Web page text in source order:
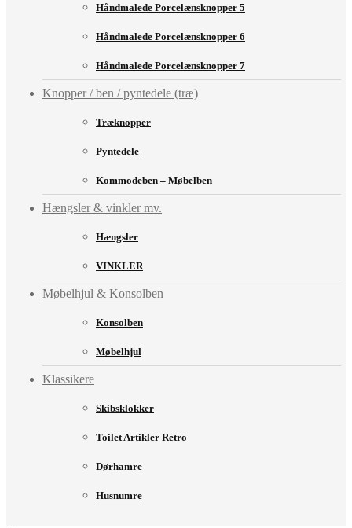
Håndmalede Porcelænsknopper 5
Håndmalede Porcelænsknopper 6
Håndmalede Porcelænsknopper 7
Knopper / ben / pyntedele (træ)
Træknopper
Pyntedele
Kommodeben – Møbelben
Hængsler & vinkler mv.
Hængsler
VINKLER
Møbelhjul & Konsolben
Konsolben
Møbelhjul
Klassikere
Skibsklokker
Toilet Artikler Retro
Dørhamre
Husnumre